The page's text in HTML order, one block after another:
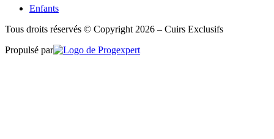
Enfants
Tous droits réservés © Copyright 2026 – Cuirs Exclusifs
Propulsé par